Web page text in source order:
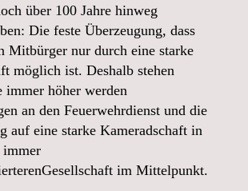
über 100 Jahre hinweg
Die feste Überzeugung, dass
Mitbürger nur durch eine starke
möglich ist. Deshalb stehen
immer höher werden
an den Feuerwehrdienst und die
auf eine starke Kameradschaft in
immer
im Mittelpunkt.